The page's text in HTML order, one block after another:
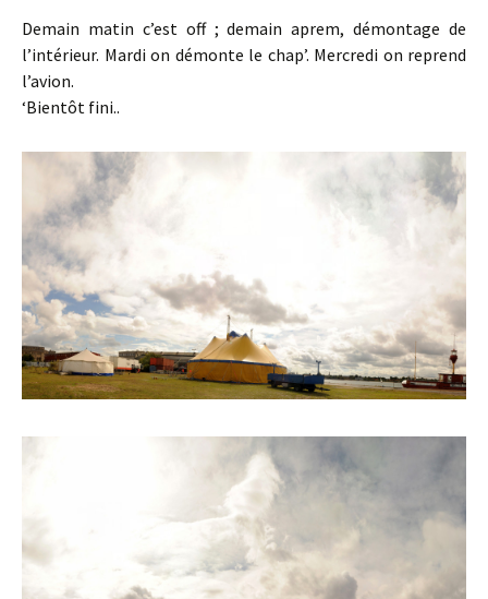
Demain matin c’est off ; demain aprem, démontage de
l’intérieur. Mardi on démonte le chap’. Mercredi on reprend
l’avion.
‘Bientôt fini..